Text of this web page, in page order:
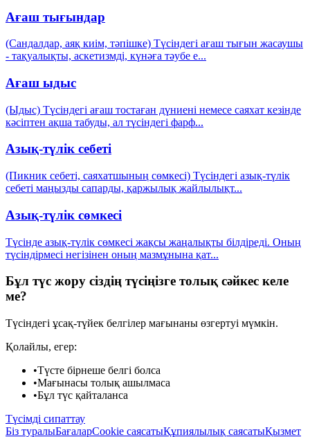
Ағаш тығындар
(Сандалдар, аяқ киім, тәпішке) Түсіндегі ағаш тығын жасаушы
- тақуалықты, аскетизмді, күнәға тәубе е...
Ағаш ыдыс
(Ыдыс) Түсіндегі ағаш тостаған дүниені немесе саяхат кезінде
кәсіптен ақша табуды, ал түсіндегі фарф...
Азық-түлік себеті
(Пикник себеті, саяхатшының сөмкесі) Түсіндегі азық-түлік
себеті маңызды сапарды, қаржылық жайлылықт...
Азық-түлік сөмкесі
Түсінде азық-түлік сөмкесі жақсы жаңалықты білдіреді. Оның
түсіндірмесі негізінен оның мазмұнына қат...
Бұл түс жору сіздің түсіңізге толық сәйкес келе
ме?
Түсіндегі ұсақ-түйек белгілер мағынаны өзгертуі мүмкін.
Қолайлы, егер:
•Түсте бірнеше белгі болса
•Мағынасы толық ашылмаса
•Бұл түс қайталанса
Түсімді сипаттау
Біз туралыБағаларCookie саясатыҚұпиялылық саясатыҚызмет